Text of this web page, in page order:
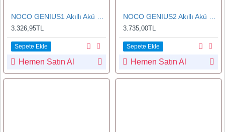
3.326,95TL
Sepete Ekle
Hemen Satın Al
3.735,00TL
Sepete Ekle
Hemen Satın Al